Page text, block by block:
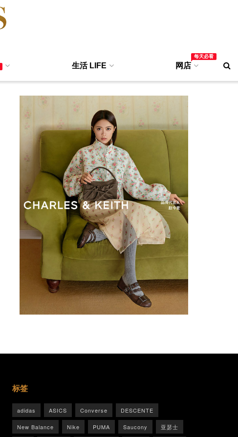
生活 LIFE 网店
每天必看
标签
adidas ASICS Converse DESCENTE
New Balance Nike PUMA Saucony 亚瑟士